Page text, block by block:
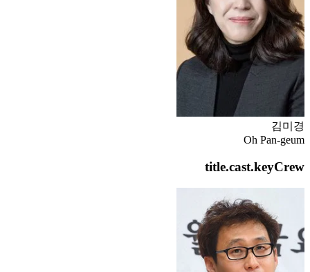
김미경
Oh Pan-geum
title.cast.keyCrew